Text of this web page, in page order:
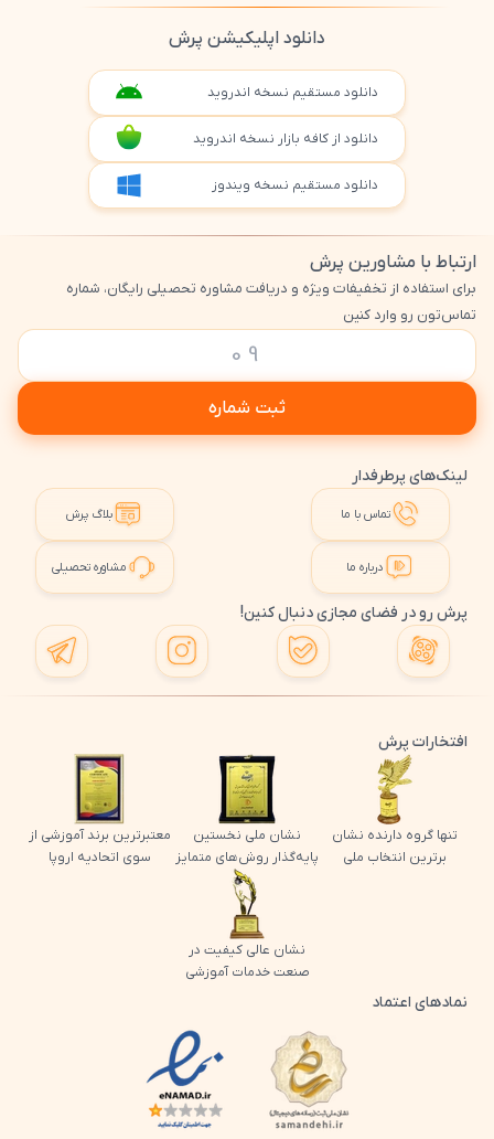
دانلود اپلیکیشن پرش
دانلود مستقیم نسخه اندروید
دانلود از کافه بازار نسخه اندروید
دانلود مستقیم نسخه ویندوز
ارتباط با مشاورین پرش
برای استفاده از تخفیفات ویژه و دریافت مشاوره تحصیلی رایگان، شماره
تماس‌تون رو وارد کنین
ثبت شماره
لینک‌های پرطرفدار
تماس با ما بلاگ پرش
درباره ما مشاوره تحصیلی
پرش رو در فضای مجازی دنبال کنین!
افتخارات پرش
تنها گروه دارنده نشان
برترین انتخاب ملی
نشان ملی نخستین
پایه‌گذار روش‌های متمایز
معتبرترین برند آموزشی از
سوی اتحادیه اروپا
نشان عالی کیفیت در
صنعت خدمات آموزشی
نمادهای اعتماد
لوگو اینماد پرش